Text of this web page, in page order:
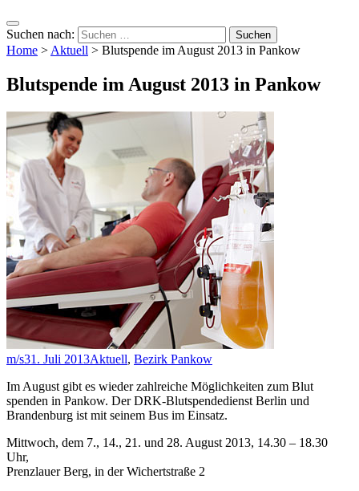
Suchen nach:
Home >Aktuell > Blutspende im August 2013 in Pankow
Blutspende im August 2013 in Pankow
m/s31. Juli 2013Aktuell, Bezirk Pankow
Im August gibt es wieder zahlreiche Möglichkeiten zum Blut
spenden in Pankow. Der DRK-Blutspendedienst Berlin und
Brandenburg ist mit seinem Bus im Einsatz.
Mittwoch, dem 7., 14., 21. und 28. August 2013, 14.30 – 18.30
Uhr,
Prenzlauer Berg, in der Wichertstraße 2